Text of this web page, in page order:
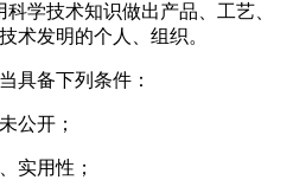
学技术知识做出产品、工艺、
术发明的个人、组织。
具备下列条件：
公开；
实用性；